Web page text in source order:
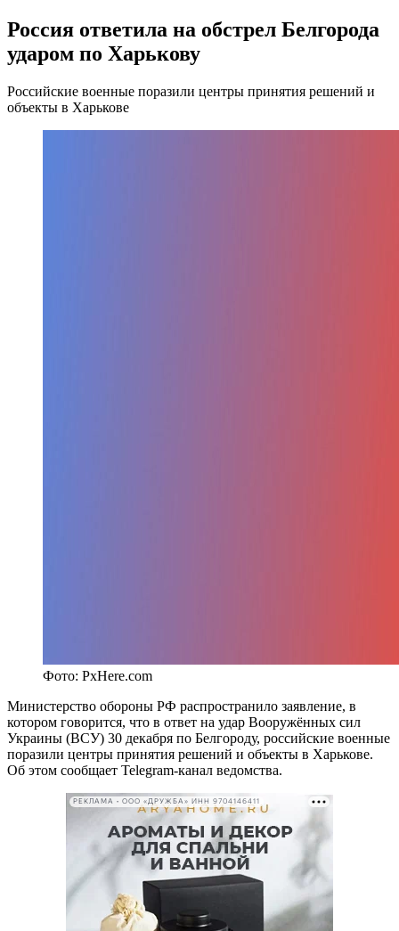
Россия ответила на обстрел Белгорода
ударом по Харькову
Российские военные поразили центры принятия решений и
объекты в Харькове
Фото: PxHere.com
Министерство обороны РФ распространило заявление, в
котором говорится, что в ответ на удар Вооружённых сил
Украины (ВСУ) 30 декабря по Белгороду, российские военные
поразили центры принятия решений и объекты в Харькове.
Об этом сообщает Telegram-канал ведомства.
РЕКЛАМА • ООО «ДРУЖБА» ИНН 9704146411